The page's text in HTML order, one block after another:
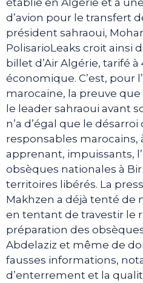
d’avion pour le transfert
président sahraoui,
PolisarioLeaks croit ainsi
billet d’Air Algérie, tarifé
économique. C’est, pour
marocaine, la preuve que
le leader sahraoui avant
n’a d’égal que le
responsables marocains,
apprenant, impuissants,
obsèques nationales à
territoires libérés. La
Makhzen a déjà tenté de
en tentant de travestir le
préparation des
Abdelaziz et même de
fausses informations,
d’enterrement et la